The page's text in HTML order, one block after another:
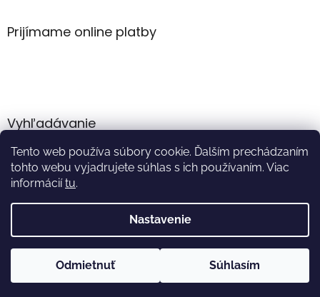
Tento web používa súbory cookie. Ďalším prechádzaním
tohto webu vyjadrujete súhlas s ich používaním. Viac
informáciítu.
Nastavenie
Odmietnuť Súhlasím
Prijímame online platby
Vyhľadávanie
HĽADAŤ
Vytvoril Shoptet
Copyright 2026Akumulator.sk . Všetky práva vyhradené.